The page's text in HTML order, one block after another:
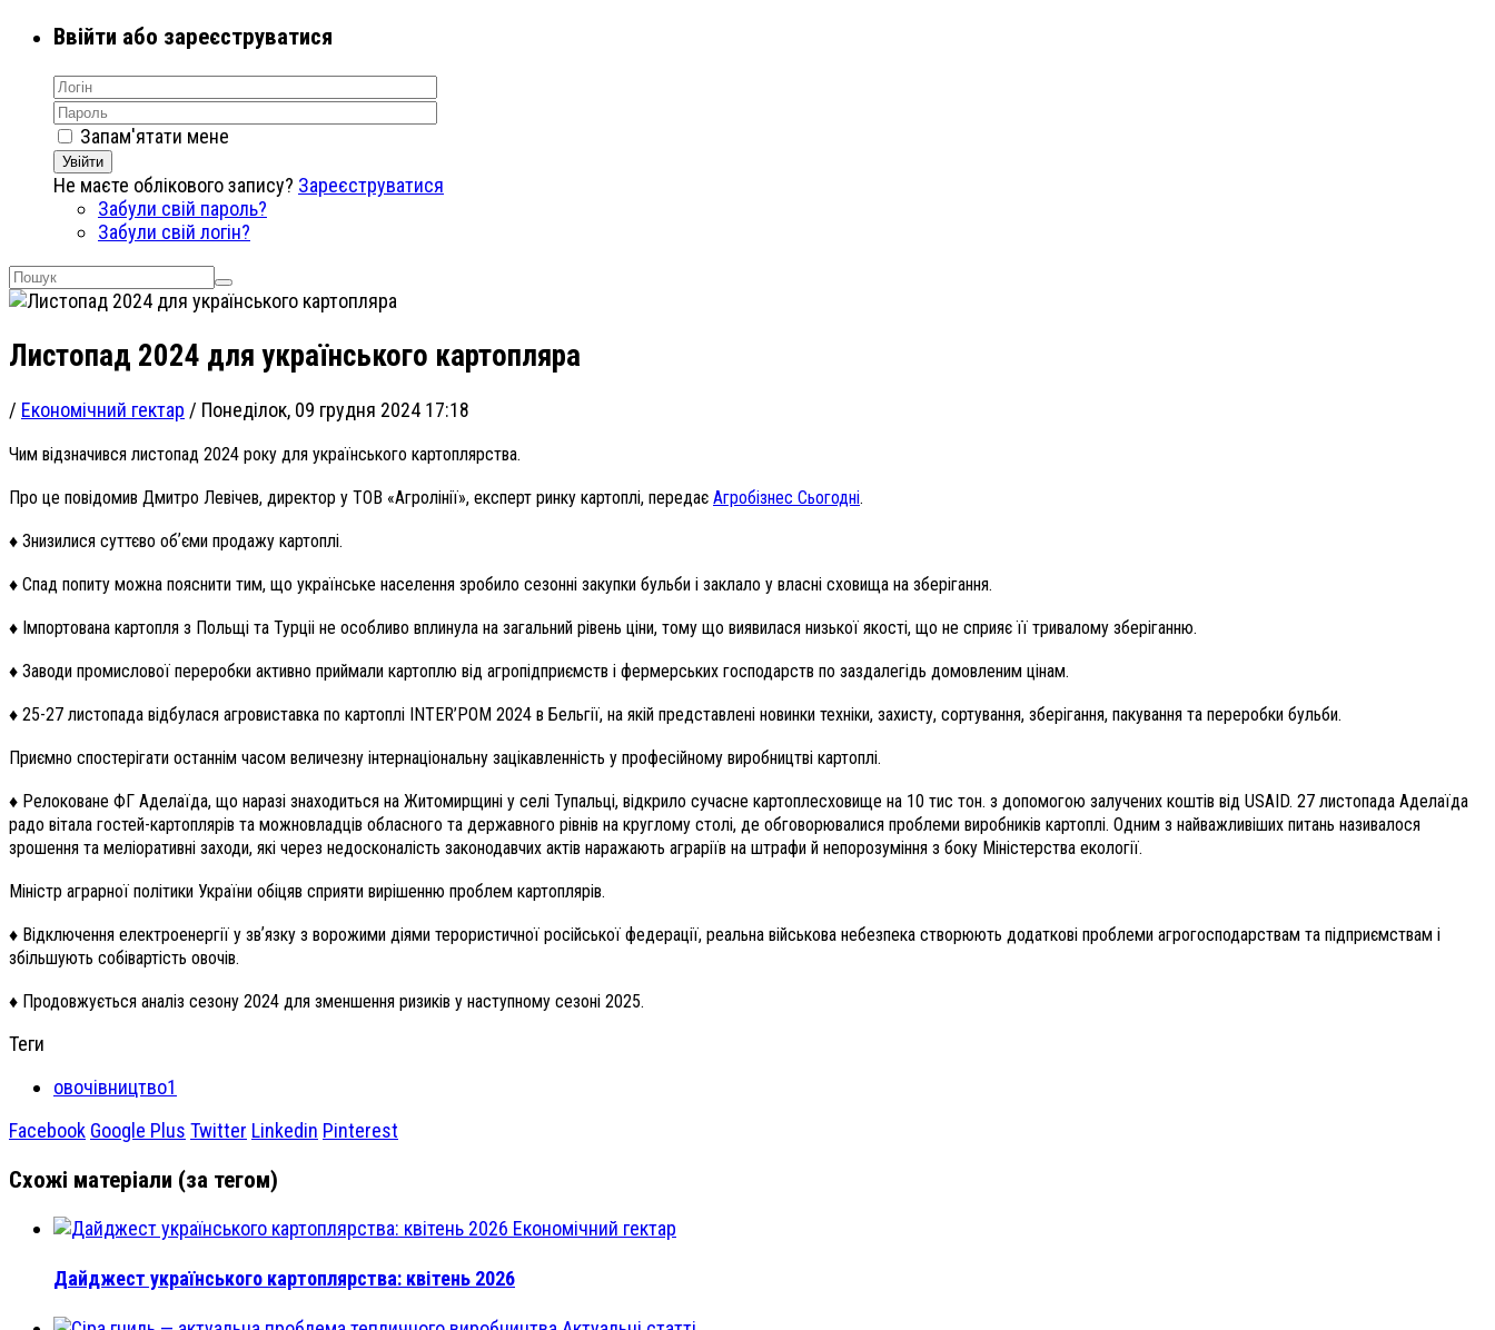
Ввійти або зареєструватися
Запам'ятати мене
Увійти
Не маєте облікового запису? Зареєструватися
Забули свій пароль?
Забули свій логін?
Листопад 2024 для українського картопляра
/ Економічний гектар / Понеділок, 09 грудня 2024 17:18
Чим відзначився листопад 2024 року для українського картоплярства.
Про це повідомив Дмитро Левічев, директор у ТОВ «Агролінії», експерт ринку картоплі, передає Агробізнес Сьогодні.
♦️ Знизилися суттєво обʼєми продажу картоплі.
♦️ Спад попиту можна пояснити тим, що українське населення зробило сезонні закупки бульби і заклало у власні сховища на зберігання.
♦️ Імпортована картопля з Польщі та Турціі не особливо вплинула на загальний рівень ціни, тому що виявилася низької якості, що не сприяє її тривалому зберіганню.
♦️ Заводи промислової переробки активно приймали картоплю від агропідприємств і фермерських господарств по заздалегідь домовленим цінам.
♦️ 25-27 листопада відбулася агровиставка по картоплі INTER’POM 2024 в Бельгії, на якій представлені новинки техніки, захисту, сортування, зберігання, пакування та переробки бульби.
Приємно спостерігати останнім часом величезну інтернаціональну зацікавленність у професійному виробництві картоплі.
♦️ Релоковане ФГ Аделаїда, що наразі знаходиться на Житомирщині у селі Тупальці, відкрило сучасне картоплесховище на 10 тис тон. з допомогою залучених коштів від USAID. 27 листопада Аделаїда
радо вітала гостей-картоплярів та можновладців обласного та державного рівнів на круглому столі, де обговорювалися проблеми виробників картоплі. Одним з найважливіших питань називалося
зрошення та меліоративні заходи, які через недосконалість законодавчих актів наражають аграріїв на штрафи й непорозуміння з боку Міністерства екології.
Міністр аграрної політики України обіцяв сприяти вирішенню проблем картоплярів.
♦️ Відключення електроенергії у звʼязку з ворожими діями терористичної російської федерації, реальна військова небезпека створюють додаткові проблеми агрогосподарствам та підприємствам і
збільшують собівартість овочів.
♦️ Продовжується аналіз сезону 2024 для зменшення ризиків у наступному сезоні 2025.
Теги
овочівництво1
Facebook Google Plus Twitter Linkedin Pinterest
Схожі матеріали (за тегом)
Економічний гектар
Дайджест українського картоплярства: квітень 2026